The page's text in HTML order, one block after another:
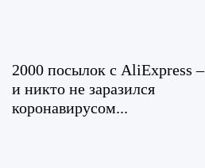
2000 посылок с AliExpress –
и никто не заразился
коронавирусом...